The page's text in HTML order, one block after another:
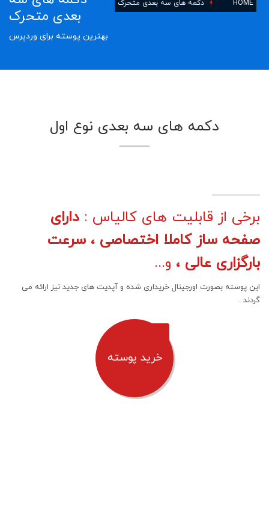
HOME دکمه های سه بعدی متحرک
بعدی متحرک
بهترین پوسته برای وردپرس
دکمه های سه بعدی نوع اول
برخی از قابلیت های کالیاس : دارای
صفحه ساز کاملا اختصاصی ، سرعت
بارگزاری عالی ، و...
این پوسته بصورت اورجینال خریداری شده و آپدیت های جدید نیز ارائه می
گردند .
خرید پوسته